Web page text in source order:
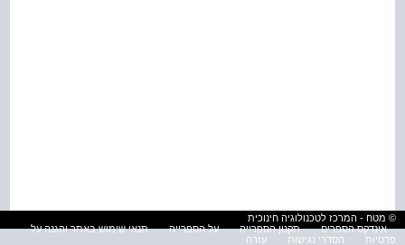
© מטח - המרכז לטכנולוגיה חינוכית
אינדקס הספרים
תקנון הספרייה על הספרייה
תנאי שימוש באתר והגנה על
פרטיות
הסדרי נגישות עזרה